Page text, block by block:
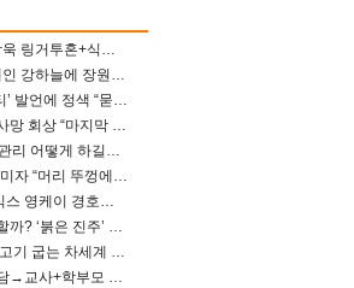
차예련, ‘김부장’ 주상욱 링거투혼+식스팩 비화 “옷 벗는데 아저씨는 안 된다고”(차장금)
원작이 뭐길래‥정해인 강하늘에 장원영까지 참여한 이 영화
장윤정, 김경욱 ‘T팬티’ 발언에 정색 “묻지 않았는데, 그것도 성희롱”(장공장)
차인표 동생 구강암 사망 회상 “마지막 순간 동생 손 잡아준 신애라, 두고두고 고마워” (신애라이프)
이지아, 48세 생일‥관리 어떻게 하길래 놀라운 동안 미모
‘SK하이닉스 275층’ 미자 “머리 뚜껑에서 사, 주식만 안 해도 돈 버는 것”
허남준도 놀란 데이식스 영케이 경호원병 과거 “그냥 돌았던 놈”
박진희, 최재성 용서할까? ‘붉은 진주’ 오늘(7일) 결말 나온다
허남준, 민소매 입고 고기 굽는 차세계 실존…영케이도 감탄한 팔근육(공케이)
김규원 공익 시절 미담→교사+학부모 추가 미담 속출 “휠체어 탄 아이와 산책도”[종합]